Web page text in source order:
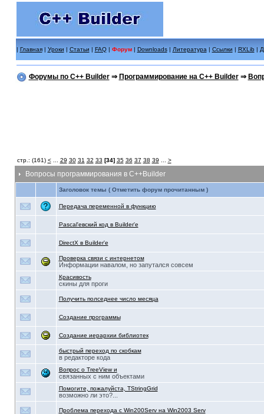
| Главная| Уроки | Статьи | FAQ| Форум | Downloads| Литература | Ссылки | RXLib |
Форумы по C++ Builder⇒ Программирование на C++ Builder⇒
стр.: (161) <... 29 30 31 32 33 [34] 35 36 37 38 39 >
Вопросы программирования в C++Builder
Заголовок темы ( Отметить форум прочитанным )
Передача переменной в функцию
Pascal'евский код в Builder'e
DirectX в Builder'e
Проверка связи с интернетом
Информации навалом, но запутался совсем
Красивость
скины для проги
Получить полседнее число месяца
Создание программы
Создание иерархии библиотек
быстрый переход по скобкам
в редакторе кода
Вопрос о TreeView и
связанных с ним объектами
Помогите, пожалуйста, TStringGrid
возможно ли это?...
Проблема перехода с Win200Serv на Win2003 Serv